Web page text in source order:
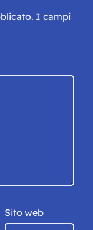
I campi
Sito web